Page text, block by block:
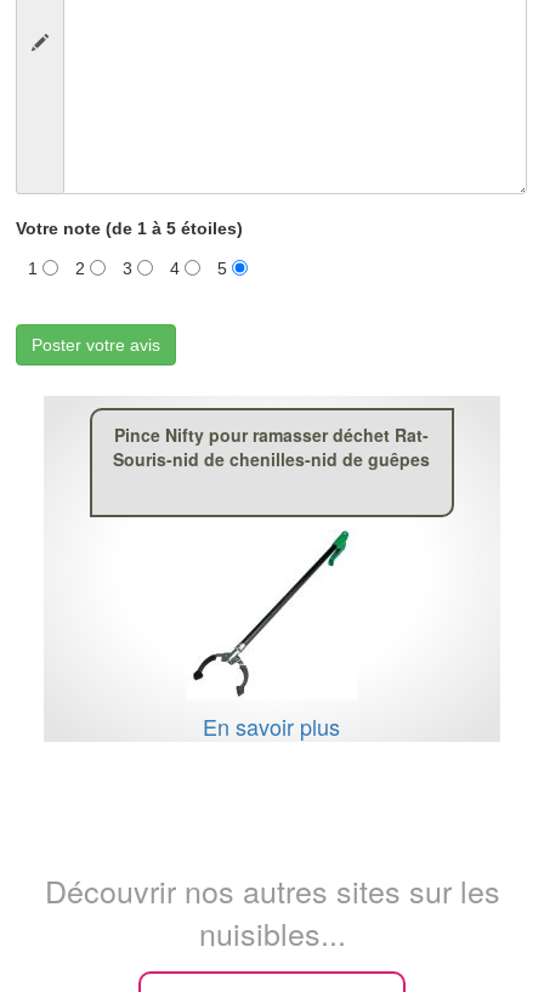
Votre note (de 1 à 5 étoiles)
1 2 3 4 5
Poster votre avis
Pince Nifty pour ramasser déchet Rat-
Souris-nid de chenilles-nid de guêpes
En savoir plus
Découvrir nos autres sites sur les
nuisibles...